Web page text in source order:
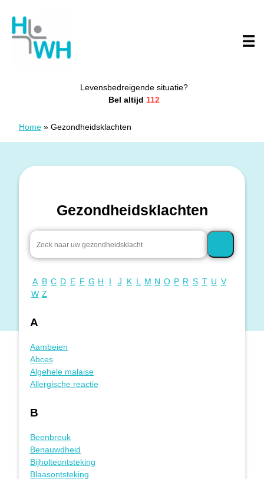
Levensbedreigende situatie?
Bel altijd 112
Home » Gezondheidsklachten
Gezondheidsklachten
A B C D E F G H I J K L M N O P R S T U V
W Z
Gezondheidsklachten van A-Z
A
Aambeien
Abces
Algehele malaise
Allergische reactie
B
Beenbreuk
Benauwdheid
Bijholteontsteking
Blaasontsteking